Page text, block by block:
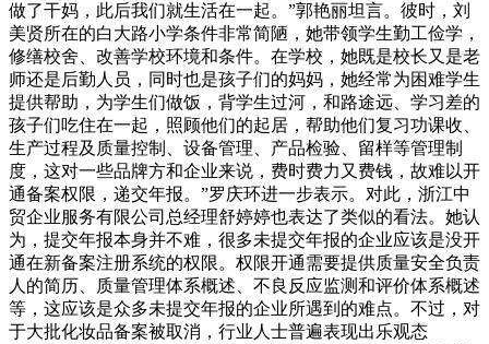
做了干妈，此后我们就生活在一起。”郭艳丽坦言。彼时，刘
美贤所在的白大路小学条件非常简陋，她带领学生勤工俭学，
修缮校舍、改善学校环境和条件。在学校，她既是校长又是老
师还是后勤人员，同时也是孩子们的妈妈，她经常为困难学生
提供帮助，为学生们做饭，背学生过河，和路途远、学习差的
孩子们吃住在一起，照顾他们的起居，帮助他们复习功课收、
生产过程及质量控制、设备管理、产品检验、留样等管理制
度，这对一些品牌方和企业来说，费时费力又费钱，故难以开
通备案权限，递交年报。”罗庆环进一步表示。对此，浙江中
贸企业服务有限公司总经理舒婷婷也表达了类似的看法。她认
为，提交年报本身并不难，很多未提交年报的企业应该是没开
通在新备案注册系统的权限。权限开通需要提供质量安全负责
人的简历、质量管理体系概述、不良反应监测和评价体系概述
等，这应该是众多未提交年报的企业所遇到的难点。不过，对
于大批化妆品备案被取消，行业人士普遍表现出乐观态